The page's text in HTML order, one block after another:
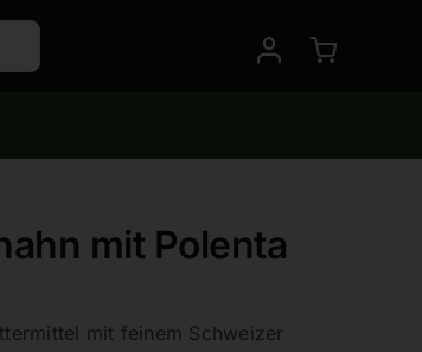
mit Polenta
mit feinem Schweizer